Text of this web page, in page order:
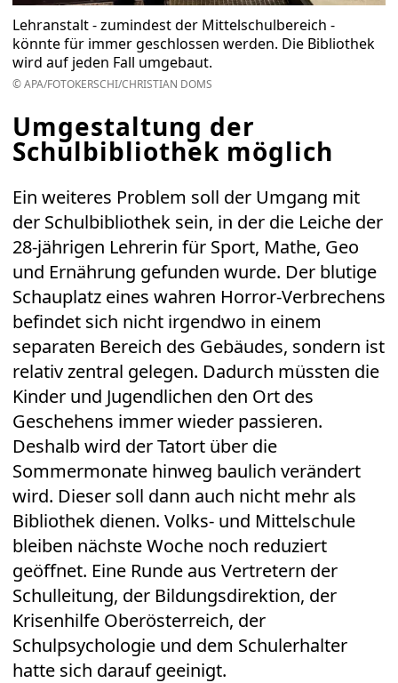
Lehranstalt - zumindest der Mittelschulbereich -
könnte für immer geschlossen werden. Die Bibliothek
wird auf jeden Fall umgebaut.
© APA/FOTOKERSCHI/CHRISTIAN DOMS
Umgestaltung der
Schulbibliothek möglich
Ein weiteres Problem soll der Umgang mit
der Schulbibliothek sein, in der die Leiche der
28-jährigen Lehrerin für Sport, Mathe, Geo
und Ernährung gefunden wurde. Der blutige
Schauplatz eines wahren Horror-Verbrechens
befindet sich nicht irgendwo in einem
separaten Bereich des Gebäudes, sondern ist
relativ zentral gelegen. Dadurch müssten die
Kinder und Jugendlichen den Ort des
Geschehens immer wieder passieren.
Deshalb wird der Tatort über die
Sommermonate hinweg baulich verändert
wird. Dieser soll dann auch nicht mehr als
Bibliothek dienen. Volks- und Mittelschule
bleiben nächste Woche noch reduziert
geöffnet. Eine Runde aus Vertretern der
Schulleitung, der Bildungsdirektion, der
Krisenhilfe Oberösterreich, der
Schulpsychologie und dem Schulerhalter
hatte sich darauf geeinigt.